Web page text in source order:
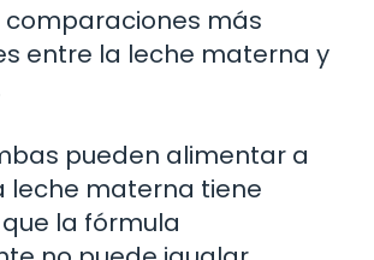
comparaciones más
entre la leche materna y
pueden alimentar a
leche materna tiene
la fórmula